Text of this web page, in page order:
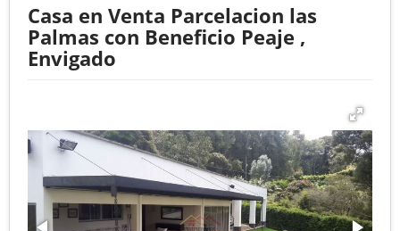
Casa en Venta Parcelacion las
Palmas con Beneficio Peaje ,
Envigado